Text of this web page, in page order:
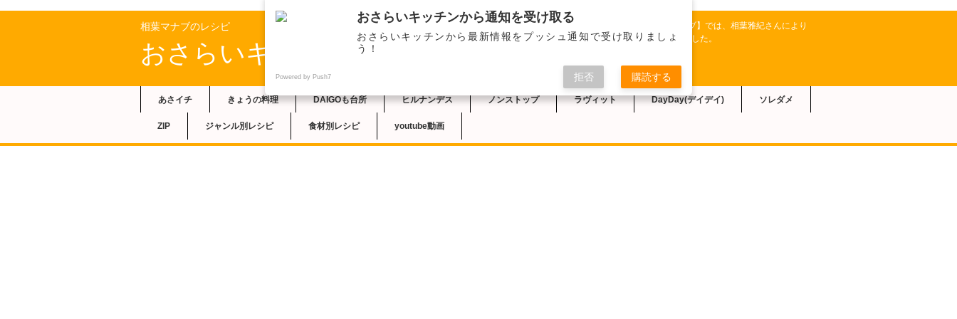
相葉マナブのレシピ
おさらいキッチン
2023/10/1のテレビ朝日系【相葉マナブ】では、相葉雅紀さんにより
「落花生餃子」のレシピが紹介されました。
あさイチ きょうの料理 DAIGOも台所 ヒルナンデス ノンストップ ラヴィット DayDay(デイデイ) ソレダメ
ZIP ジャンル別レシピ 食材別レシピ youtube動画
おさらいキッチンから通知を受け取る
おさらいキッチンから最新情報をプッシュ通知で受け取りましょ
う！
Powered by Push7 拒否 購読する